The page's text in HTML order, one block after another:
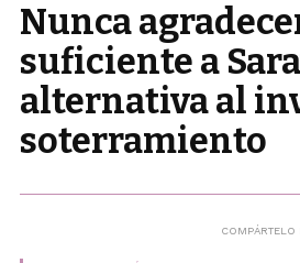
Nunca
suficiente a
alternativa al
soterramiento
COMPÁRTELO